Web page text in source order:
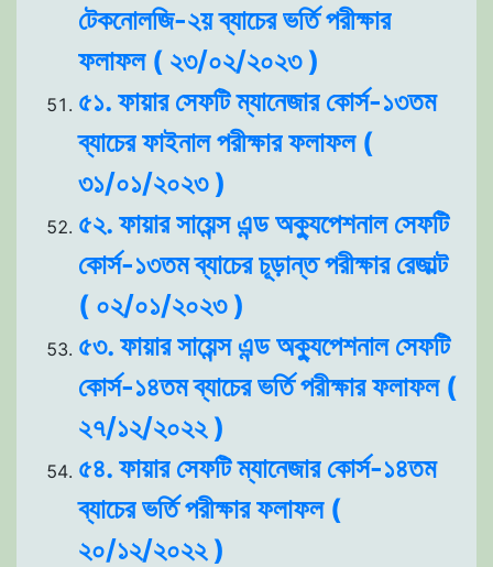
টেকনোলজি-২য় ব্যাচের ভর্তি পরীক্ষার
ফলাফল ( ২৩/০২/২০২৩ )
৫১. ফায়ার সেফটি ম্যানেজার কোর্স-১৩তম
ব্যাচের ফাইনাল পরীক্ষার ফলাফল (
৩১/০১/২০২৩ )
৫২. ফায়ার সায়েন্স এন্ড অক্যুপেশনাল সেফটি
কোর্স-১৩তম ব্যাচের চূড়ান্ত পরীক্ষার রেজাল্ট
( ০২/০১/২০২৩ )
৫৩. ফায়ার সায়েন্স এন্ড অক্যুপেশনাল সেফটি
কোর্স-১৪তম ব্যাচের ভর্তি পরীক্ষার ফলাফল (
২৭/১২/২০২২ )
৫৪. ফায়ার সেফটি ম্যানেজার কোর্স-১৪তম
ব্যাচের ভর্তি পরীক্ষার ফলাফল (
২০/১২/২০২২ )